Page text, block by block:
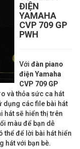
ĐIỆN
YAMAHA
CVP 709 GP
PWH
Với đàn piano
điện Yamaha
CVP 709 GP
và thỏa sức ca hát
dụng các file bài hát
hát sẽ hiển thị trên
màu để bạn dễ
thể để lời bài hát hiển
hát với bạn bè.